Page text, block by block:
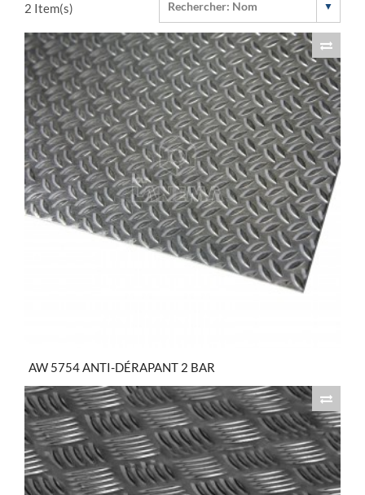
2 Item(s)
AW 5754 ANTI-DÉRAPANT 2 BAR